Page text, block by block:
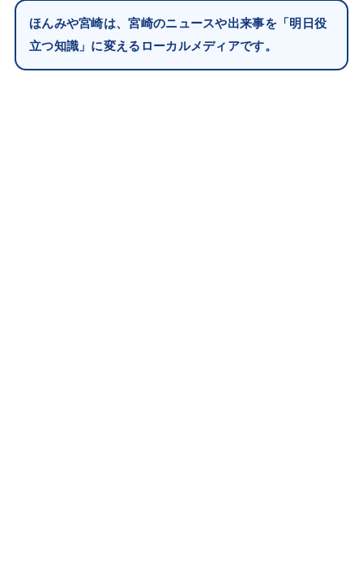
ほんみや宮崎は、宮崎のニュースや出来事を「明日役
立つ知識」に変えるローカルメディアです。